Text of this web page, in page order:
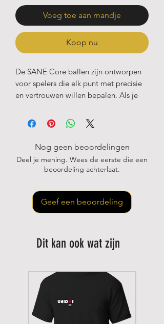
Voeg toe aan mandje
Koop nu
De SANE Core ballen zijn ontworpen
voor spelers die elk punt met precisie
en vertrouwen willen bepalen. Als je
uitstekende kwaliteit behouden zonder
je budget te belasten, is dit de beste
keuze.
Gemaakt van hoogwaardige
superieure duurzaamheid, zodat je keer
op keer kunt genieten van intensieve
wedstrijden en trainingssessies. Hun
rebounds, een stevig gevoel en
betrouwbare prestaties bij elke slag.
Waarom kiezen voor SANE Core
Volledige controle over elk punt:
stabiele en precieze reactie voor
Nog geen beoordelingen
Deel je mening. Wees de eerste die een
beoordeling achterlaat.
Geef een beoordeling
Dit kan ook wat zijn